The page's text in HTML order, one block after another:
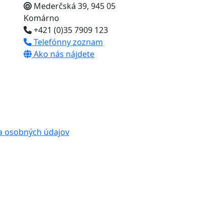
Mederčská 39, 945 05
Komárno
+421 (0)35 7909 123
Telefónny zoznam
Ako nás nájdete
osobných údajov